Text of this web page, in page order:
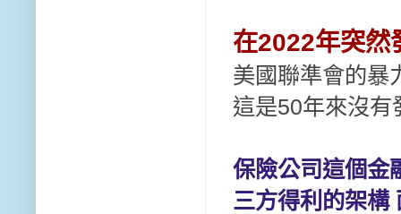
在2022年突然
美國聯準會的暴
這是50年來沒有
保險公司這個金
三方得利的架構